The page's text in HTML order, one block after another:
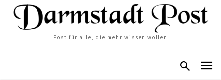
Post für alle, die mehr wissen wollen